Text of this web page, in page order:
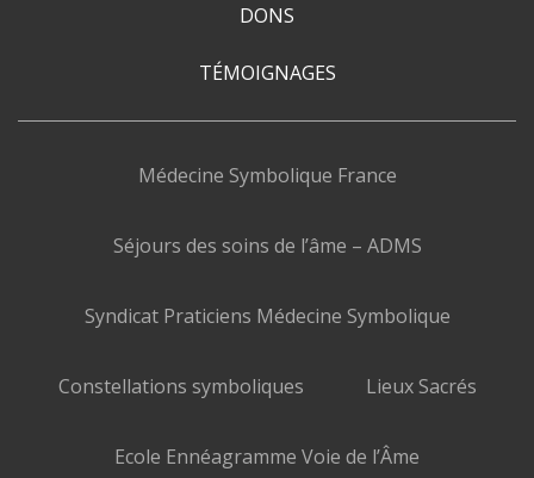
DONS
TÉMOIGNAGES
Médecine Symbolique France
Séjours des soins de l’âme – ADMS
Syndicat Praticiens Médecine Symbolique
Constellations symboliques Lieux Sacrés
Ecole Ennéagramme Voie de l’Âme